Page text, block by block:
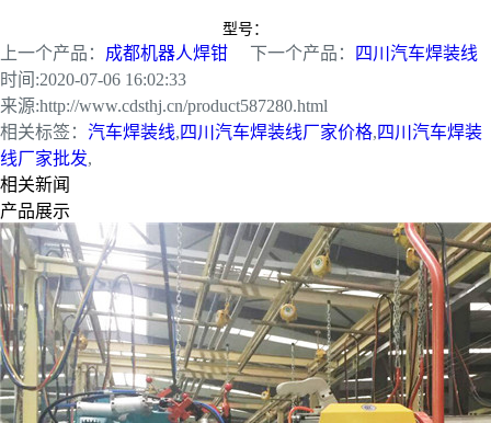
型号：
上一个产品： 成都机器人焊钳 下一个产品：
四川汽车焊装线
时间:2020-07-06 16:02:33
来源:http://www.cdsthj.cn/product587280.html
相关标签： 汽车焊装线,四川汽车焊装线厂家价格,四川汽车焊装
线厂家批发,
相关新闻
产品展示